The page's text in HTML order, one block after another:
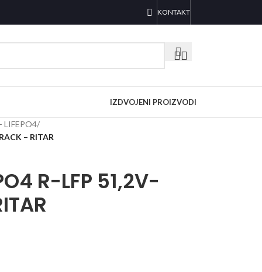
KONTAKT
IZDVOJENI PROIZVODI
LIFEPO4/
– RITAR
R-LFP 51,2V-